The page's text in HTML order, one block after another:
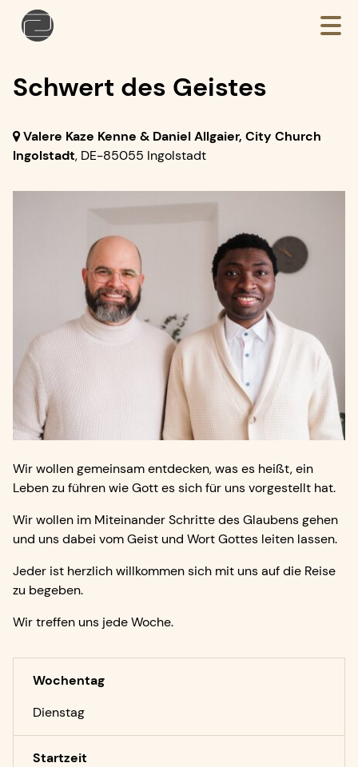
Schwert des Geistes
Valere Kaze Kenne & Daniel Allgaier, City Church
Ingolstadt, DE-85055 Ingolstadt
Wir wollen gemeinsam entdecken, was es heißt, ein
Leben zu führen wie Gott es sich für uns vorgestellt hat.
Wir wollen im Miteinander Schritte des Glaubens gehen
und uns dabei vom Geist und Wort Gottes leiten lassen.
Jeder ist herzlich willkommen sich mit uns auf die Reise
zu begeben.
Wir treffen uns jede Woche.
Wochentag
Dienstag
Startzeit